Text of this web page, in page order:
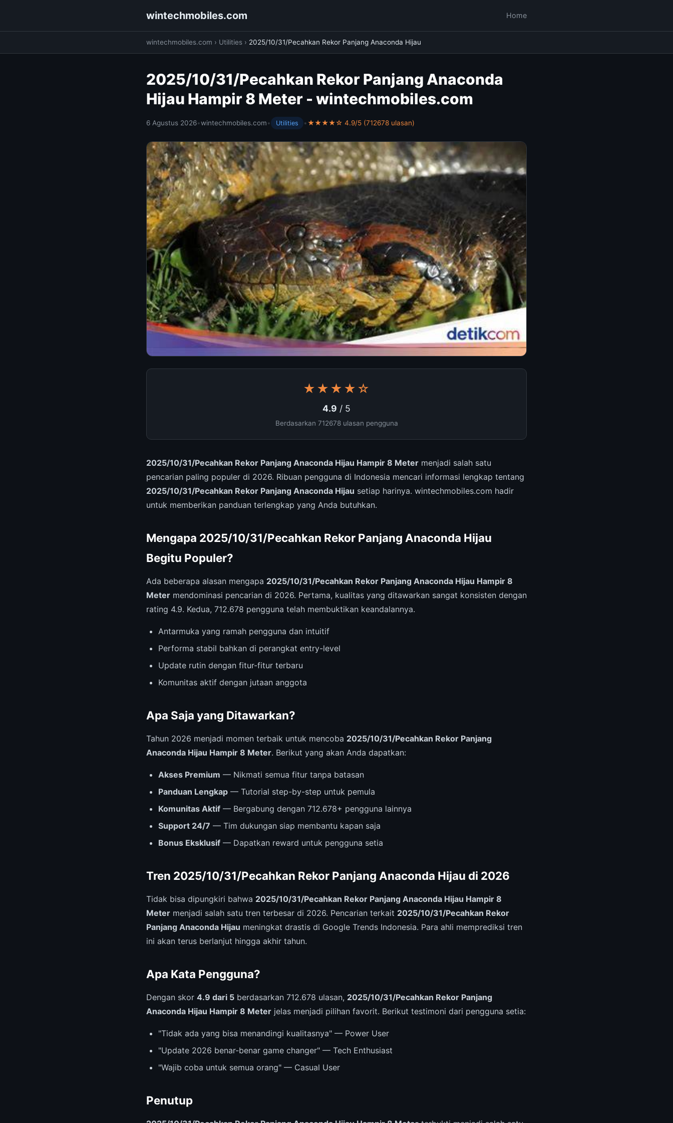
wintechmobiles.com Home
wintechmobiles.com › Utilities › 2025/10/31/Pecahkan Rekor Panjang Anaconda Hijau
2025/10/31/Pecahkan Rekor Panjang Anaconda
Hijau Hampir 8 Meter - wintechmobiles.com
6 Agustus 2026•wintechmobiles.com• Utilities •★★★★☆ 4.9/5 (712678 ulasan)
★★★★☆
4.9 / 5
Berdasarkan 712678 ulasan pengguna
2025/10/31/Pecahkan Rekor Panjang Anaconda Hijau Hampir 8 Meter menjadi salah satu
pencarian paling populer di 2026. Ribuan pengguna di Indonesia mencari informasi lengkap tentang
2025/10/31/Pecahkan Rekor Panjang Anaconda Hijau setiap harinya. wintechmobiles.com hadir
untuk memberikan panduan terlengkap yang Anda butuhkan.
Mengapa 2025/10/31/Pecahkan Rekor Panjang Anaconda Hijau
Begitu Populer?
Ada beberapa alasan mengapa 2025/10/31/Pecahkan Rekor Panjang Anaconda Hijau Hampir 8
Meter mendominasi pencarian di 2026. Pertama, kualitas yang ditawarkan sangat konsisten dengan
rating 4.9. Kedua, 712.678 pengguna telah membuktikan keandalannya.
Antarmuka yang ramah pengguna dan intuitif
Performa stabil bahkan di perangkat entry-level
Update rutin dengan fitur-fitur terbaru
Komunitas aktif dengan jutaan anggota
Apa Saja yang Ditawarkan?
Tahun 2026 menjadi momen terbaik untuk mencoba 2025/10/31/Pecahkan Rekor Panjang
Anaconda Hijau Hampir 8 Meter. Berikut yang akan Anda dapatkan:
Akses Premium — Nikmati semua fitur tanpa batasan
Panduan Lengkap — Tutorial step-by-step untuk pemula
Komunitas Aktif — Bergabung dengan 712.678+ pengguna lainnya
Support 24/7 — Tim dukungan siap membantu kapan saja
Bonus Eksklusif — Dapatkan reward untuk pengguna setia
Tren 2025/10/31/Pecahkan Rekor Panjang Anaconda Hijau di 2026
Tidak bisa dipungkiri bahwa 2025/10/31/Pecahkan Rekor Panjang Anaconda Hijau Hampir 8
Meter menjadi salah satu tren terbesar di 2026. Pencarian terkait 2025/10/31/Pecahkan Rekor
Panjang Anaconda Hijau meningkat drastis di Google Trends Indonesia. Para ahli memprediksi tren
ini akan terus berlanjut hingga akhir tahun.
Apa Kata Pengguna?
Dengan skor 4.9 dari 5 berdasarkan 712.678 ulasan, 2025/10/31/Pecahkan Rekor Panjang
Anaconda Hijau Hampir 8 Meter jelas menjadi pilihan favorit. Berikut testimoni dari pengguna setia:
"Tidak ada yang bisa menandingi kualitasnya" — Power User
"Update 2026 benar-benar game changer" — Tech Enthusiast
"Wajib coba untuk semua orang" — Casual User
Penutup